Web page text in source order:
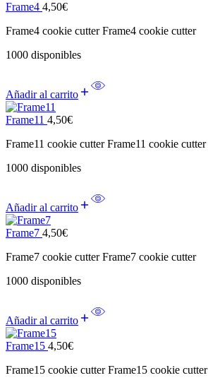
Frame4 4,50€
Frame4 cookie cutter Frame4 cookie cutter
1000 disponibles
Añadir al carrito
Frame11 4,50€
Frame11 cookie cutter Frame11 cookie cutter
1000 disponibles
Añadir al carrito
Frame7 4,50€
Frame7 cookie cutter Frame7 cookie cutter
1000 disponibles
Añadir al carrito
Frame15 4,50€
Frame15 cookie cutter Frame15 cookie cutter